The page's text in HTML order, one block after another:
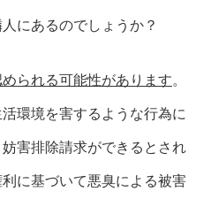
にあるのでしょうか？
られる可能性があります。
環境を害するような行為に
害排除請求ができるとされ
に基づいて悪臭による被害